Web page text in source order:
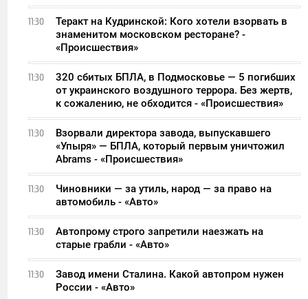
11:30
Теракт на Кудринской: Кого хотели взорвать в
знаменитом московском ресторане? -
«Происшествия»
11:30
320 сбитых БПЛА, в Подмосковье — 5 погибших
от украинского воздушного террора. Без жертв,
к сожалению, не обходится - «Происшествия»
11:30
Взорвали директора завода, выпускавшего
«Упыря» — БПЛА, который первым уничтожил
Abrams - «Происшествия»
11:30
Чиновники — за утиль, народ — за право на
автомобиль - «Авто»
11:30
Автопрому строго запретили наезжать на
старые грабли - «Авто»
11:30
Завод имени Сталина. Какой автопром нужен
России - «Авто»